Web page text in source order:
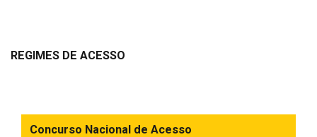
REGIMES DE ACESSO
Concurso Nacional de Acesso